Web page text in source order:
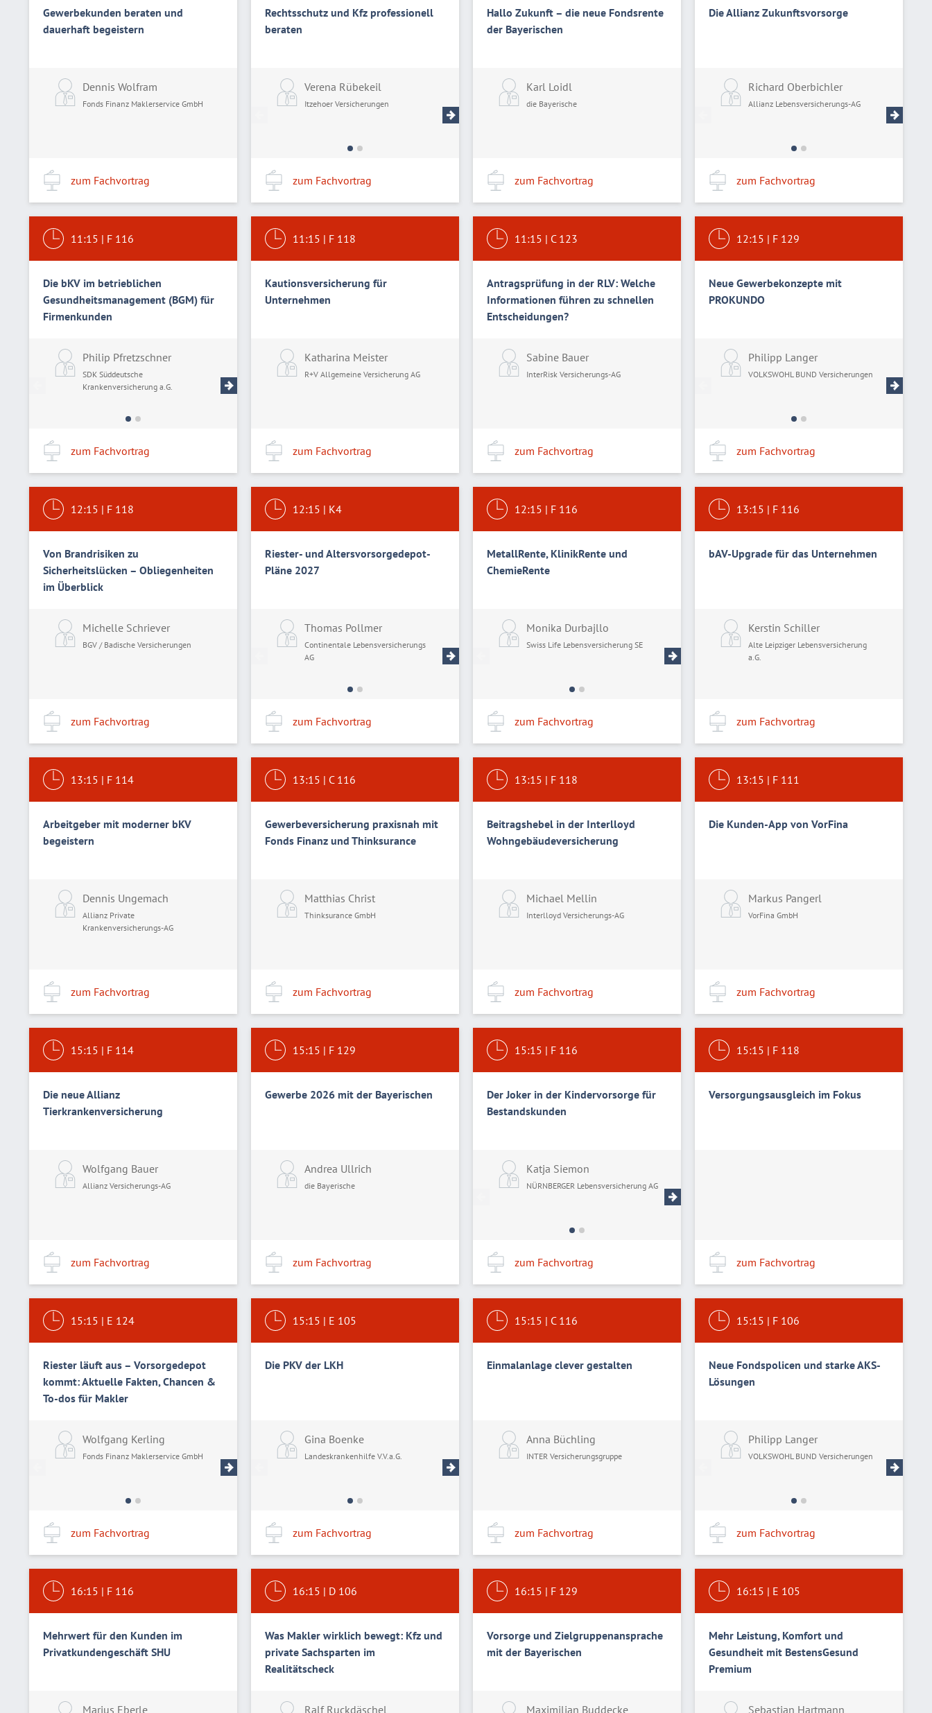
Gewerbekunden beraten und
dauerhaft begeistern
Dennis Wolfram
Fonds Finanz Maklerservice GmbH
zum Fachvortrag
Rechtsschutz und Kfz professionell
beraten
Verena Rübekeil
Itzehoer Versicherungen
Patrik Weiß
Itzehoer Versicherungen
zum Fachvortrag
Hallo Zukunft – die neue Fondsrente
der Bayerischen
Karl Loidl
die Bayerische
zum Fachvortrag
Die Allianz Zukunftsvorsorge
Richard Oberbichler
Allianz Lebensversicherungs-AG
zum Fachvortrag
11:15 | F 116
Die bKV im betrieblichen
Gesundheitsmanagement (BGM) für
Firmenkunden
Philip Pfretzschner
SDK Süddeutsche
Krankenversicherung a.G.
Thomas Maurer
SDK Süddeutsche
zum Fachvortrag
11:15 | F 118
Kautionsversicherung für
Unternehmen
Katharina Meister
R+V Allgemeine Versicherung AG
zum Fachvortrag
11:15 | C 123
Antragsprüfung in der RLV: Welche
Informationen führen zu schnellen
Entscheidungen?
Sabine Bauer
InterRisk Versicherungs-AG
zum Fachvortrag
12:15 | F 129
Neue Gewerbekonzepte mit
PROKUNDO
Philipp Langer
VOLKSWOHL BUND Versicherungen
zum Fachvortrag
12:15 | F 118
Von Brandrisiken zu
Sicherheitslücken – Obliegenheiten
im Überblick
Michelle Schriever
BGV / Badische Versicherungen
zum Fachvortrag
12:15 | K4
Riester- und Altersvorsorgedepot-
Pläne 2027
Thomas Pollmer
Continentale Lebensversicherungs
AG
Andreas Kruck
Continentale Lebensversicherungs
zum Fachvortrag
12:15 | F 116
MetallRente, KlinikRente und
ChemieRente
Monika Durbajllo
Swiss Life Lebensversicherung SE
Chris Heinrich
Swiss Life Lebensversicherung SE
zum Fachvortrag
13:15 | F 116
bAV-Upgrade für das Unternehmen
Kerstin Schiller
Alte Leipziger Lebensversicherung
a.G.
zum Fachvortrag
13:15 | F 114
Arbeitgeber mit moderner bKV
begeistern
Dennis Ungemach
Allianz Private
Krankenversicherungs-AG
zum Fachvortrag
13:15 | C 116
Gewerbeversicherung praxisnah mit
Fonds Finanz und Thinksurance
Matthias Christ
Thinksurance GmbH
zum Fachvortrag
13:15 | F 118
Beitragshebel in der Interlloyd
Wohngebäudeversicherung
Michael Mellin
Interlloyd Versicherungs-AG
zum Fachvortrag
13:15 | F 111
Die Kunden-App von VorFina
Markus Pangerl
VorFina GmbH
zum Fachvortrag
15:15 | F 114
Die neue Allianz
Tierkrankenversicherung
Wolfgang Bauer
Allianz Versicherungs-AG
zum Fachvortrag
15:15 | F 129
Gewerbe 2026 mit der Bayerischen
Andrea Ullrich
die Bayerische
zum Fachvortrag
15:15 | F 116
Der Joker in der Kindervorsorge für
Bestandskunden
Katja Siemon
NÜRNBERGER Lebensversicherung AG
zum Fachvortrag
15:15 | F 118
Versorgungsausgleich im Fokus
zum Fachvortrag
15:15 | E 124
Riester läuft aus – Vorsorgedepot
kommt: Aktuelle Fakten, Chancen &
To-dos für Makler
Wolfgang Kerling
Fonds Finanz Maklerservice GmbH
Michael Hettich
Fonds Finanz Maklerservice GmbH
zum Fachvortrag
15:15 | E 105
Die PKV der LKH
Gina Boenke
Landeskrankenhilfe V.V.a.G.
Daniel Maaß
Landeskrankenhilfe V.V.a.G
zum Fachvortrag
15:15 | C 116
Einmalanlage clever gestalten
Anna Büchling
INTER Versicherungsgruppe
zum Fachvortrag
15:15 | F 106
Neue Fondspolicen und starke AKS-
Lösungen
Philipp Langer
VOLKSWOHL BUND Versicherungen
zum Fachvortrag
16:15 | F 116
Mehrwert für den Kunden im
Privatkundengeschäft SHU
Marius Eberle
16:15 | D 106
Was Makler wirklich bewegt: Kfz und
private Sachsparten im
Realitätscheck
Ralf Ruckdäschel
16:15 | F 129
Vorsorge und Zielgruppenansprache
mit der Bayerischen
Maximilian Buddecke Panos Kalantzis
16:15 | E 105
Mehr Leistung, Komfort und
Gesundheit mit BestensGesund
Premium
Sebastian Hartmann